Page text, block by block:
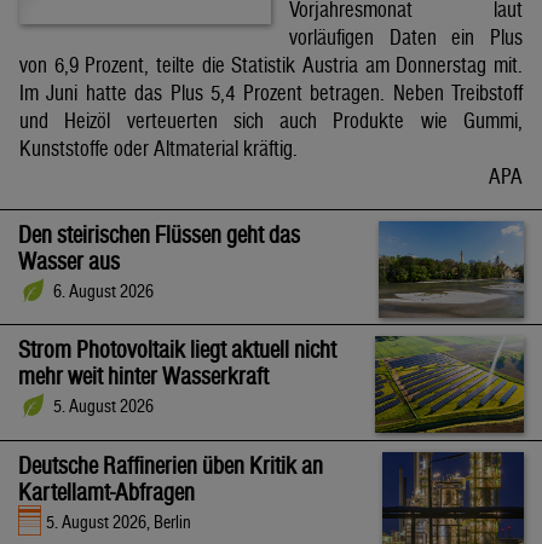
Vorjahresmonat laut
vorläufigen Daten ein Plus
von 6,9 Prozent, teilte die Statistik Austria am Donnerstag mit.
Im Juni hatte das Plus 5,4 Prozent betragen. Neben Treibstoff
und Heizöl verteuerten sich auch Produkte wie Gummi,
Kunststoffe oder Altmaterial kräftig.
APA
Den steirischen Flüssen geht das
Wasser aus
6. August 2026
Strom Photovoltaik liegt aktuell nicht
mehr weit hinter Wasserkraft
5. August 2026
Deutsche Raffinerien üben Kritik an
Kartellamt-Abfragen
5. August 2026, Berlin